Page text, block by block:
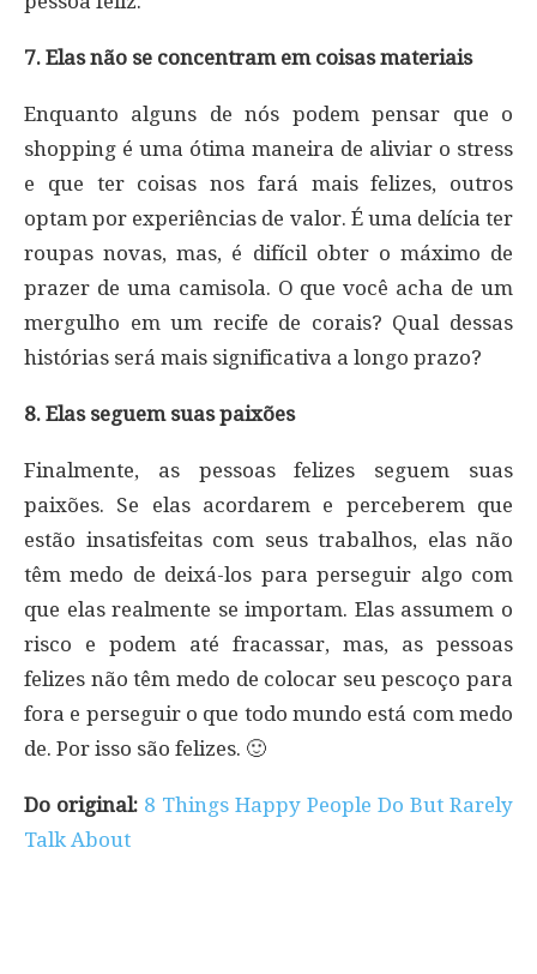
7. Elas não se concentram em coisas materiais
Enquanto alguns de nós podem pensar que o
shopping é uma ótima maneira de aliviar o stress
e que ter coisas nos fará mais felizes, outros
optam por experiências de valor. É uma delícia ter
roupas novas, mas, é difícil obter o máximo de
prazer de uma camisola. O que você acha de um
mergulho em um recife de corais? Qual dessas
histórias será mais significativa a longo prazo?
8. Elas seguem suas paixões
Finalmente, as pessoas felizes seguem suas
paixões. Se elas acordarem e perceberem que
estão insatisfeitas com seus trabalhos, elas não
têm medo de deixá-los para perseguir algo com
que elas realmente se importam. Elas assumem o
risco e podem até fracassar, mas, as pessoas
felizes não têm medo de colocar seu pescoço para
fora e perseguir o que todo mundo está com medo
de. Por isso são felizes. 🙂
Do original: 8 Things Happy People Do But Rarely
Talk About